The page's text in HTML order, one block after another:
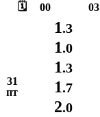
🗓️ 00 03
31
пт
1.3
1.0
1.3
1.7
2.0